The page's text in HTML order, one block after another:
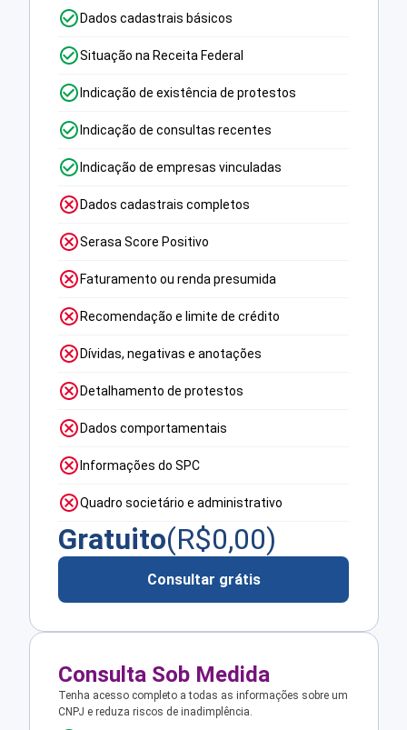
Dados cadastrais básicos
Situação na Receita Federal
Indicação de existência de protestos
Indicação de consultas recentes
Indicação de empresas vinculadas
Dados cadastrais completos
Serasa Score Positivo
Faturamento ou renda presumida
Recomendação e limite de crédito
Dívidas, negativas e anotações
Detalhamento de protestos
Dados comportamentais
Informações do SPC
Quadro societário e administrativo
Gratuito(R$0,00)
Consultar grátis
Consulta Sob Medida
Tenha acesso completo a todas as informações sobre um
CNPJ e reduza riscos de inadimplência.